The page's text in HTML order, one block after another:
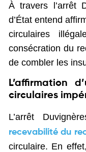
À travers l’arrêt
d’État entend
circulaires
consécration du
de combler les
L’affirmation
circulaires
L’arrêt
recevabilité du
circulaire. En